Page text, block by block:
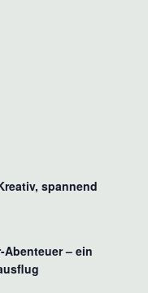
spannend
Abenteuer – ein